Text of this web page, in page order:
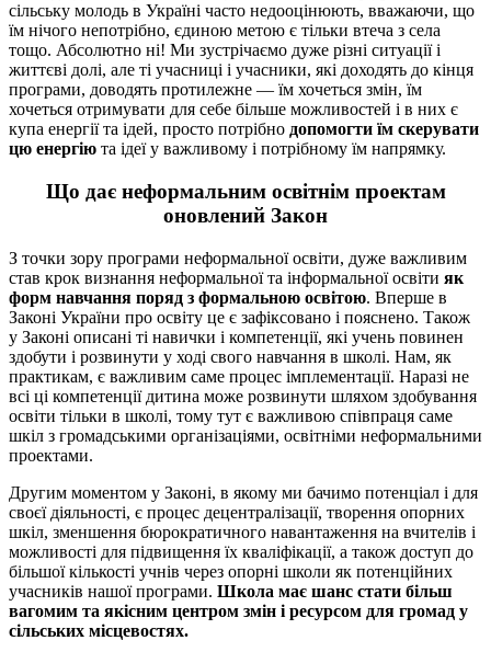
сільську молодь в Україні часто недооцінюють, вважаючи, що
їм нічого непотрібно, єдиною метою є тільки втеча з села
тощо. Абсолютно ні! Ми зустрічаємо дуже різні ситуації і
життєві долі, але ті учасниці і учасники, які доходять до кінця
програми, доводять протилежне — їм хочеться змін, їм
хочеться отримувати для себе більше можливостей і в них є
купа енергії та ідей, просто потрібно допомогти їм скерувати
цю енергію та ідеї у важливому і потрібному їм напрямку.
Що дає неформальним освітнім проектам
оновлений Закон
З точки зору програми неформальної освіти, дуже важливим
став крок визнання неформальної та інформальної освіти як
форм навчання поряд з формальною освітою. Вперше в
Законі України про освіту це є зафіксовано і пояснено. Також
у Законі описані ті навички і компетенції, які учень повинен
здобути і розвинути у ході свого навчання в школі. Нам, як
практикам, є важливим саме процес імплементації. Наразі не
всі ці компетенції дитина може розвинути шляхом здобування
освіти тільки в школі, тому тут є важливою співпраця саме
шкіл з громадськими організаціями, освітніми неформальними
проектами.
Другим моментом у Законі, в якому ми бачимо потенціал і для
своєї діяльності, є процес децентралізації, творення опорних
шкіл, зменшення бюрократичного навантаження на вчителів і
можливості для підвищення їх кваліфікації, а також доступ до
більшої кількості учнів через опорні школи як потенційних
учасників нашої програми. Школа має шанс стати більш
вагомим та якісним центром змін і ресурсом для громад у
сільських місцевостях.